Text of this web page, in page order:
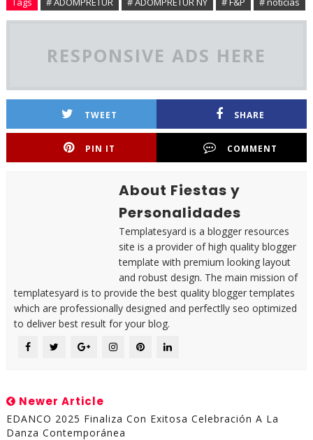
RESPONSIVE ADS HERE
TWEET SHARE
PIN IT COMMENT
About Fiestas y
Personalidades
Templatesyard is a blogger resources
site is a provider of high quality blogger
template with premium looking layout
and robust design. The main mission of
templatesyard is to provide the best quality blogger templates
which are professionally designed and perfectlly seo optimized
to deliver best result for your blog.
Newer Article
EDANCO 2025 Finaliza Con Exitosa Celebración A La
Danza Contemporánea